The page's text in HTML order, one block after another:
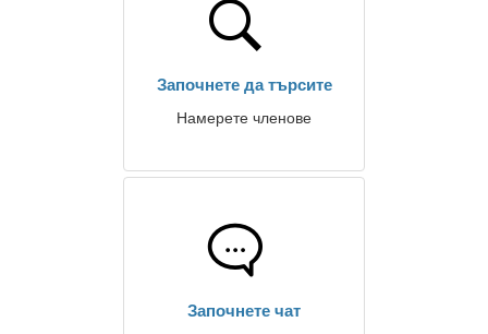
Започнете да търсите
Намерете членове
Започнете чат